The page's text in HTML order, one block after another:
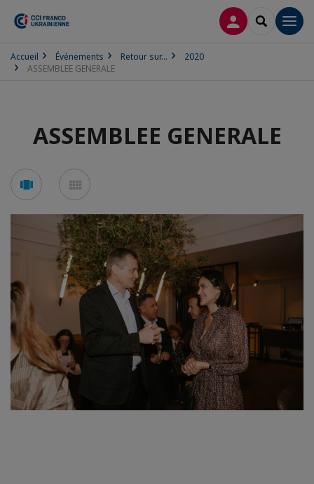
CONNEXION
Accueil Événements Retour sur...
2020
ASSEMBLEE GENERALE
ASSEMBLEE GENERALE
Voir
en
carousel
en
mosaïque